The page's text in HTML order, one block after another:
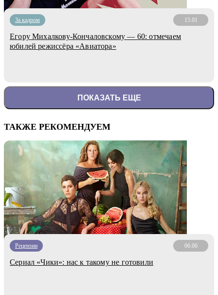
За кадром 15.01
Егору Михалкову-Кончаловскому — 60: отмечаем
юбилей режиссёра «Авиатора»
ПОКАЗАТЬ ЕЩЕ
ТАКЖЕ РЕКОМЕНДУЕМ
Рецензии 06.06
Сериал «Чики»: нас к такому не готовили